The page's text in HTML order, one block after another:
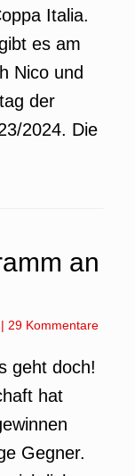
Italia.
es am
Nico und
der
2024. Die
an
| 29 Kommentare
geht doch!
hat
Gegner.